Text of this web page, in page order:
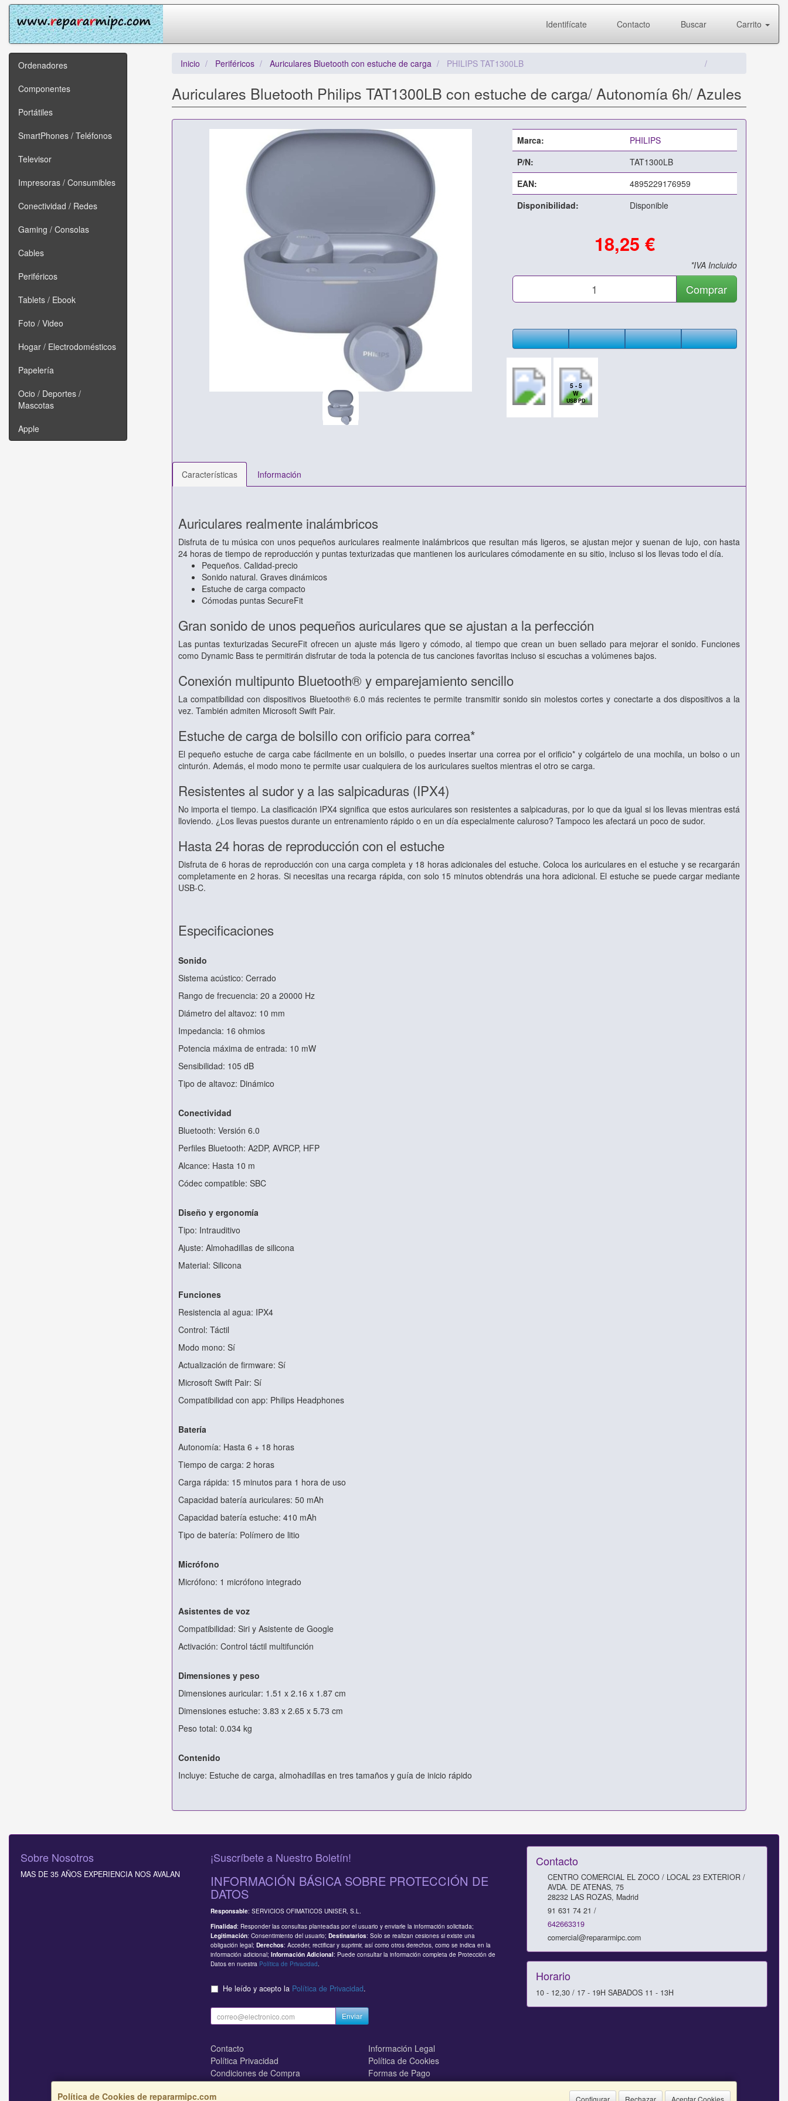
Identifícate Contacto Buscar Carrito
Ordenadores
Componentes
Portátiles
SmartPhones / Teléfonos
Televisor
Impresoras / Consumibles
Conectividad / Redes
Gaming / Consolas
Cables
Periféricos
Tablets / Ebook
Foto / Video
Hogar / Electrodomésticos
Papelería
Ocio / Deportes /
Mascotas
Apple
Inicio Periféricos Auriculares Bluetooth con estuche de carga PHILIPS TAT1300LB
Auriculares Bluetooth Philips TAT1300LB con estuche de carga/ Autonomía 6h/ Azules
Marca:
PHILIPS
P/N:
TAT1300LB
EAN:
4895229176959
Disponibilidad:
Disponible
18,25 €
*IVA Incluido
Comprar
5 - 5
W
USB PD
Características Información
Auriculares realmente inalámbricos
Disfruta de tu música con unos pequeños auriculares realmente inalámbricos que resultan más ligeros, se ajustan mejor y suenan de lujo, con hasta
24 horas de tiempo de reproducción y puntas texturizadas que mantienen los auriculares cómodamente en su sitio, incluso si los llevas todo el día.
Pequeños. Calidad-precio
Sonido natural. Graves dinámicos
Estuche de carga compacto
Cómodas puntas SecureFit
Gran sonido de unos pequeños auriculares que se ajustan a la perfección
Las puntas texturizadas SecureFit ofrecen un ajuste más ligero y cómodo, al tiempo que crean un buen sellado para mejorar el sonido. Funciones
como Dynamic Bass te permitirán disfrutar de toda la potencia de tus canciones favoritas incluso si escuchas a volúmenes bajos.
Conexión multipunto Bluetooth® y emparejamiento sencillo
La compatibilidad con dispositivos Bluetooth® 6.0 más recientes te permite transmitir sonido sin molestos cortes y conectarte a dos dispositivos a la
vez. También admiten Microsoft Swift Pair.
Estuche de carga de bolsillo con orificio para correa*
El pequeño estuche de carga cabe fácilmente en un bolsillo, o puedes insertar una correa por el orificio* y colgártelo de una mochila, un bolso o un
cinturón. Además, el modo mono te permite usar cualquiera de los auriculares sueltos mientras el otro se carga.
Resistentes al sudor y a las salpicaduras (IPX4)
No importa el tiempo. La clasificación IPX4 significa que estos auriculares son resistentes a salpicaduras, por lo que da igual si los llevas mientras está
lloviendo. ¿Los llevas puestos durante un entrenamiento rápido o en un día especialmente caluroso? Tampoco les afectará un poco de sudor.
Hasta 24 horas de reproducción con el estuche
Disfruta de 6 horas de reproducción con una carga completa y 18 horas adicionales del estuche. Coloca los auriculares en el estuche y se recargarán
completamente en 2 horas. Si necesitas una recarga rápida, con solo 15 minutos obtendrás una hora adicional. El estuche se puede cargar mediante
USB-C.
Especificaciones
Sonido
Sistema acústico: Cerrado
Rango de frecuencia: 20 a 20000 Hz
Diámetro del altavoz: 10 mm
Impedancia: 16 ohmios
Potencia máxima de entrada: 10 mW
Sensibilidad: 105 dB
Tipo de altavoz: Dinámico
Conectividad
Bluetooth: Versión 6.0
Perfiles Bluetooth: A2DP, AVRCP, HFP
Alcance: Hasta 10 m
Códec compatible: SBC
Diseño y ergonomía
Tipo: Intrauditivo
Ajuste: Almohadillas de silicona
Material: Silicona
Funciones
Resistencia al agua: IPX4
Control: Táctil
Modo mono: Sí
Actualización de firmware: Sí
Microsoft Swift Pair: Sí
Compatibilidad con app: Philips Headphones
Batería
Autonomía: Hasta 6 + 18 horas
Tiempo de carga: 2 horas
Carga rápida: 15 minutos para 1 hora de uso
Capacidad batería auriculares: 50 mAh
Capacidad batería estuche: 410 mAh
Tipo de batería: Polímero de litio
Micrófono
Micrófono: 1 micrófono integrado
Asistentes de voz
Compatibilidad: Siri y Asistente de Google
Activación: Control táctil multifunción
Dimensiones y peso
Dimensiones auricular: 1.51 x 2.16 x 1.87 cm
Dimensiones estuche: 3.83 x 2.65 x 5.73 cm
Peso total: 0.034 kg
Contenido
Incluye: Estuche de carga, almohadillas en tres tamaños y guía de inicio rápido
Política de Cookies de repararmipc.com Configurar Rechazar Aceptar Cookies
Sobre Nosotros
MAS DE 35 AÑOS EXPERIENCIA NOS AVALAN
¡Suscríbete a Nuestro Boletín!
INFORMACIÓN BÁSICA SOBRE PROTECCIÓN DE
DATOS
Responsable: SERVICIOS OFIMATICOS UNISER, S.L.
Finalidad: Responder las consultas planteadas por el usuario y enviarle la información solicitada;
Legitimación: Consentimiento del usuario; Destinatarios: Solo se realizan cesiones si existe una
obligación legal; Derechos: Acceder, rectificar y suprimir, así como otros derechos, como se indica en la
información adicional; Información Adicional: Puede consultar la información completa de Protección de
Datos en nuestra Política de Privacidad.
He leído y acepto la Política de Privacidad.
Enviar
Contacto
Información Legal
Política Privacidad
Política de Cookies
Condiciones de Compra
Formas de Pago
¿Quienes Somos?
Contacto
CENTRO COMERCIAL EL ZOCO / LOCAL 23 EXTERIOR /
AVDA. DE ATENAS, 75
28232 LAS ROZAS, Madrid
91 631 74 21 /
642663319
comercial@repararmipc.com
Horario
10 - 12,30 / 17 - 19H SABADOS 11 - 13H